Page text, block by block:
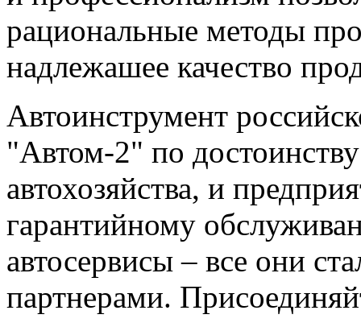
рациональные методы
надлежашее качество
Автоинструмент
"Автом-2" по
автохозяйства, и
гарантийному
автосервисы – все они
партнерами.